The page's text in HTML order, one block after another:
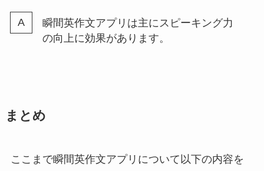
瞬間英作文アプリは主にスピーキング力
の向上に効果があります。
まとめ
ここまで瞬間英作文アプリについて以下の内容を